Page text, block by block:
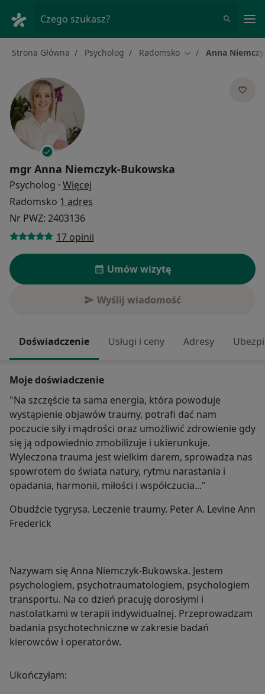
Czego szukasz?
Strona Główna Psycholog Radomsko Zmień miasto
Anna
mgr Anna Niemczyk-Bukowska
Psycholog · Więcej
Radomsko 1 adres
Nr PWZ: 2403136
17 opinii
Umów wizytę
Wyślij wiadomość
Doświadczenie Usługi i ceny Adresy
Moje doświadczenie
"Na szczęście ta sama energia, która powoduje
wystąpienie objawów traumy, potrafi dać nam
poczucie siły i mądrości oraz umożliwić zdrowienie gdy
się ją odpowiednio zmobilizuje i ukierunkuje.
Wyleczona trauma jest wielkim darem, sprowadza nas
spowrotem do świata natury, rytmu narastania i
opadania, harmonii, miłości i współczucia..."
Obudźcie tygrysa. Leczenie traumy. Peter A. Levine Ann
Frederick
Nazywam się Anna Niemczyk-Bukowska. Jestem
psychologiem, psychotraumatologiem, psychologiem
transportu. Na co dzień pracuję dorosłymi i
nastolatkami w terapii indywidualnej. Przeprowadzam
badania psychotechniczne w zakresie badań
kierowców i operatorów.
Ukończyłam: